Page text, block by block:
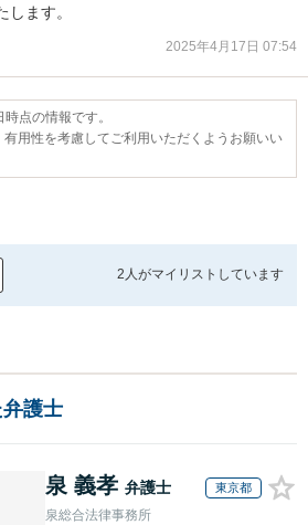
します。
2025年4月17日 07:54
点の情報です。
有用性を考慮してご利用いただくようお願いい
2人がマイリストしています
護士
泉 義孝 弁護士 東京都
泉総合法律事務所